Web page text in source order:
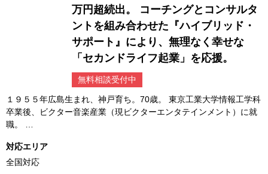
万円超続出。 コーチングとコンサルタ
ントを組み合わせた『ハイブリッド・
サポート』により、無理なく幸せな
「セカンドライフ起業」を応援。
無料相談受付中
１９５５年広島生まれ、神戸育ち。70歳。 東京工業大学情報工学科
卒業後、ビクター音楽産業（現ビクターエンタテインメント）に就
職。 …
対応エリア
全国対応